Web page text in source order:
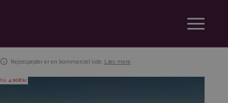
Rejsespejder er en kommerciel side. Læs mere
fra 4.908 kr.